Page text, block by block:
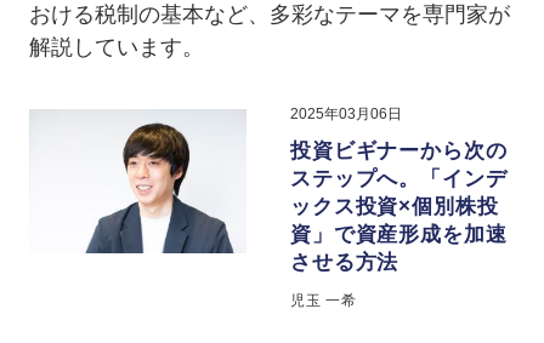
おける税制の基本など、多彩なテーマを専門家が
解説しています。
2025年03月06日
投資ビギナーから次の
ステップへ。「インデ
ックス投資×個別株投
資」で資産形成を加速
させる方法
児玉 一希